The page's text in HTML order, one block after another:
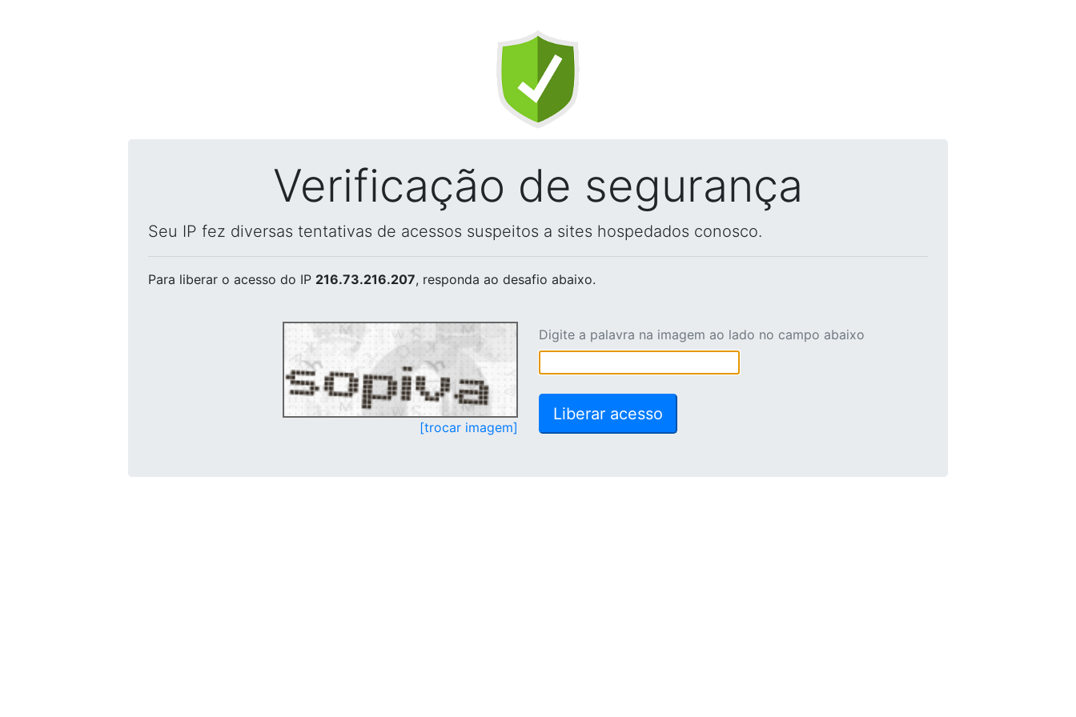
Verificação de segurança
Seu IP fez diversas tentativas de acessos suspeitos a sites hospedados conosco.
Para liberar o acesso do IP 216.73.216.207, responda ao desafio abaixo.
[trocar imagem]
Digite a palavra na imagem ao lado no campo abaixo